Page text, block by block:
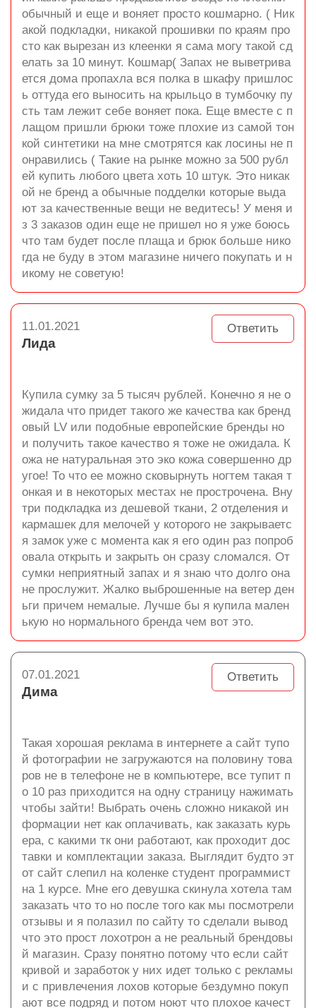
обычный и еще и воняет просто кошмарно. ( Ник
акой подкладки, никакой прошивки по краям про
сто как вырезан из клеенки я сама могу такой сд
елать за 10 минут. Кошмар( Запах не выветрива
ется дома пропахла вся полка в шкафу пришлос
ь оттуда его выносить на крыльцо в тумбочку пу
сть там лежит себе воняет пока. Еще вместе с п
лащом пришли брюки тоже плохие из самой тон
кой синтетики на мне смотрятся как лосины не п
онравились ( Такие на рынке можно за 500 рубл
ей купить любого цвета хоть 10 штук. Это никак
ой не бренд а обычные подделки которые выда
ют за качественные вещи не ведитесь! У меня и
з 3 заказов один еще не пришел но я уже боюсь
что там будет после плаща и брюк больше нико
гда не буду в этом магазине ничего покупать и н
икому не советую!
Ответить
11.01.2021
Лида
Купила сумку за 5 тысяч рублей. Конечно я не о
жидала что придет такого же качества как бренд
овый LV или подобные европейские бренды но
и получить такое качество я тоже не ожидала. К
ожа не натуральная это эко кожа совершенно др
угое! То что ее можно сковырнуть ногтем такая т
онкая и в некоторых местах не прострочена. Вну
три подкладка из дешевой ткани, 2 отделения и
кармашек для мелочей у которого не закрываетс
я замок уже с момента как я его один раз попроб
овала открыть и закрыть он сразу сломался. От
сумки неприятный запах и я знаю что долго она
не прослужит. Жалко выброшенные на ветер ден
ьги причем немалые. Лучше бы я купила мален
ькую но нормального бренда чем вот это.
Ответить
07.01.2021
Дима
Такая хорошая реклама в интернете а сайт тупо
й фотографии не загружаются на половину това
ров не в телефоне не в компьютере, все тупит п
о 10 раз приходится на одну страницу нажимать
чтобы зайти! Выбрать очень сложно никакой ин
формации нет как оплачивать, как заказать курь
ера, с какими тк они работают, как проходит дос
тавки и комплектации заказа. Выглядит будто эт
от сайт слепил на коленке студент программист
на 1 курсе. Мне его девушка скинула хотела там
заказать что то но после того как мы посмотрели
отзывы и я полазил по сайту то сделали вывод
что это прост лохотрон а не реальный брендовы
й магазин. Сразу понятно потому что если сайт
кривой и заработок у них идет только с рекламы
и с привлечения лохов которые бездумно покуп
ают все подряд и потом ноют что плохое качест